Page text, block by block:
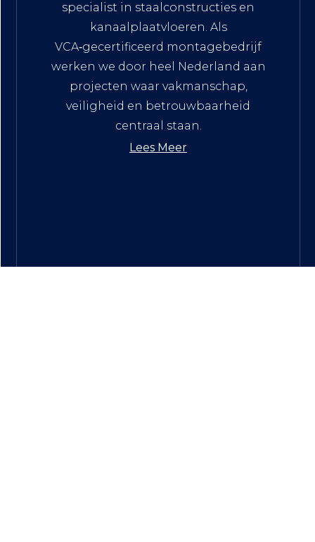
specialist in staalconstructies en
kanaalplaatvloeren. Als
VCA‑gecertificeerd montagebedrijf
werken we door heel Nederland aan
projecten waar vakmanschap,
veiligheid en betrouwbaarheid
centraal staan.
Lees Meer